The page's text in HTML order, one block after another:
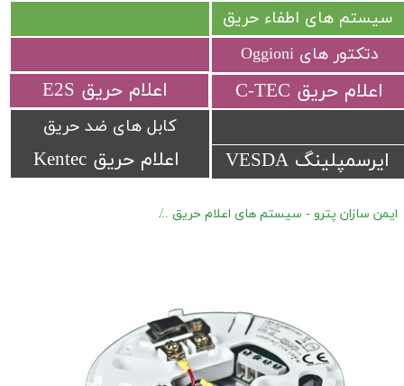
اعلام حریق Kentec
​اعلام حریق C-TEC​​​​​​​ ​اعلام حریق E2S
ایرسمپلینگ VESDA
سیستم های اطفاء حریق
کابل های ضد حریق
دتکتور های Oggioni
ایمن سازان پترو - سیستم های اعلام حریق